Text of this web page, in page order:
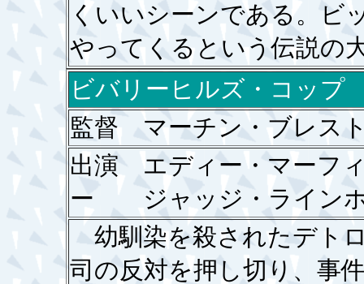
くいいシーンである。ビ
やってくるという伝説の
ビバリーヒルズ・コップ
監督 マーチン・ブレス
出演 エディー・マー
ー ジャッジ・ライン
幼馴染を殺されたデト
司の反対を押し切り、事